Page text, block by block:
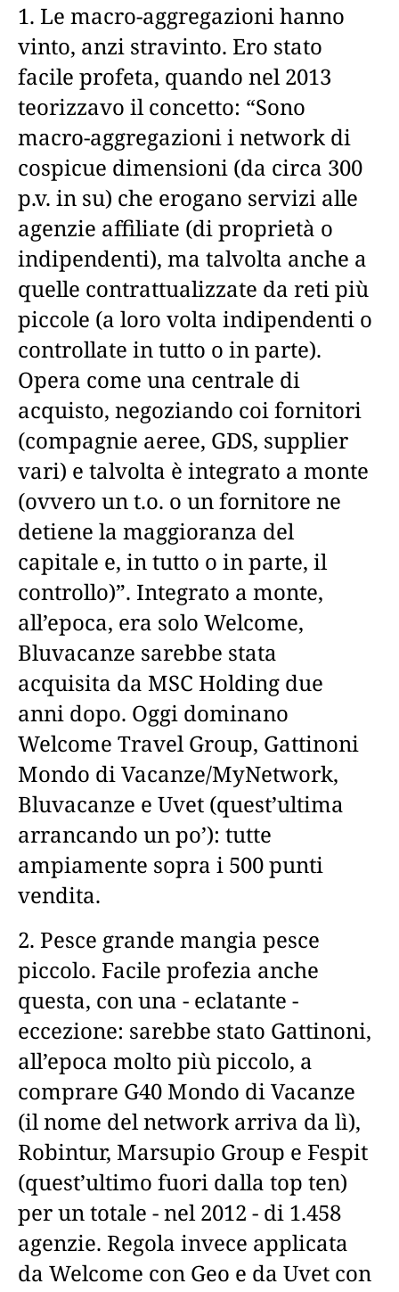
1. Le macro-aggregazioni hanno
vinto, anzi stravinto. Ero stato
facile profeta, quando nel 2013
teorizzavo il concetto: “Sono
macro-aggregazioni i network di
cospicue dimensioni (da circa 300
p.v. in su) che erogano servizi alle
agenzie affiliate (di proprietà o
indipendenti), ma talvolta anche a
quelle contrattualizzate da reti più
piccole (a loro volta indipendenti o
controllate in tutto o in parte).
Opera come una centrale di
acquisto, negoziando coi fornitori
(compagnie aeree, GDS, supplier
vari) e talvolta è integrato a monte
(ovvero un t.o. o un fornitore ne
detiene la maggioranza del
capitale e, in tutto o in parte, il
controllo)”. Integrato a monte,
all’epoca, era solo Welcome,
Bluvacanze sarebbe stata
acquisita da MSC Holding due
anni dopo. Oggi dominano
Welcome Travel Group, Gattinoni
Mondo di Vacanze/MyNetwork,
Bluvacanze e Uvet (quest’ultima
arrancando un po’): tutte
ampiamente sopra i 500 punti
vendita.
2. Pesce grande mangia pesce
piccolo. Facile profezia anche
questa, con una - eclatante -
eccezione: sarebbe stato Gattinoni,
all’epoca molto più piccolo, a
comprare G40 Mondo di Vacanze
(il nome del network arriva da lì),
Robintur, Marsupio Group e Fespit
(quest’ultimo fuori dalla top ten)
per un totale - nel 2012 - di 1.458
agenzie. Regola invece applicata
da Welcome con Geo e da Uvet con